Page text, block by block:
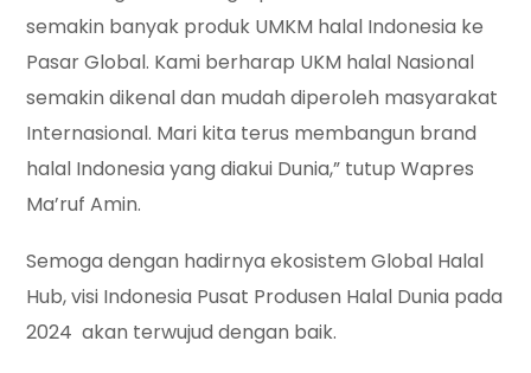
semakin banyak produk UMKM halal Indonesia ke
Pasar Global. Kami berharap UKM halal Nasional
semakin dikenal dan mudah diperoleh masyarakat
Internasional. Mari kita terus membangun brand
halal Indonesia yang diakui Dunia,” tutup Wapres
Ma’ruf Amin.
Semoga dengan hadirnya ekosistem Global Halal
Hub, visi Indonesia Pusat Produsen Halal Dunia pada
2024 akan terwujud dengan baik.